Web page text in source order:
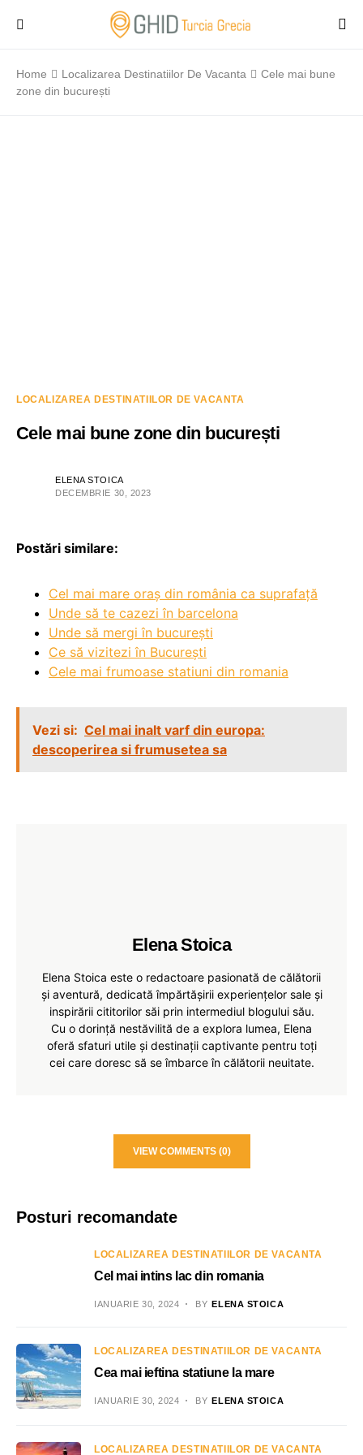
Home Localizarea Destinatiilor De Vacanta
Cele mai bune
zone din bucurești
LOCALIZAREA DESTINATIILOR DE VACANTA
Cele mai bune zone din bucurești
ELENA STOICA
DECEMBRIE 30, 2023
Postări similare:
Cel mai mare oraș din românia ca suprafață
Unde să te cazezi în barcelona
Unde să mergi în bucurești
Ce să vizitezi în București
Cele mai frumoase statiuni din romania
Vezi si: Cel mai inalt varf din europa:
descoperirea si frumusetea sa
Elena Stoica
Elena Stoica este o redactoare pasionată de călătorii
și aventură, dedicată împărtășirii experiențelor sale și
inspirării cititorilor săi prin intermediul blogului său.
Cu o dorință nestăvilită de a explora lumea, Elena
oferă sfaturi utile și destinații captivante pentru toți
cei care doresc să se îmbarce în călătorii neuitate.
VIEW COMMENTS (0)
Posturi recomandate
LOCALIZAREA DESTINATIILOR DE VACANTA
Cel mai intins lac din romania
IANUARIE 30, 2024 BY ELENA STOICA
LOCALIZAREA DESTINATIILOR DE VACANTA
Cea mai ieftina statiune la mare
IANUARIE 30, 2024 BY ELENA STOICA
LOCALIZAREA DESTINATIILOR DE VACANTA